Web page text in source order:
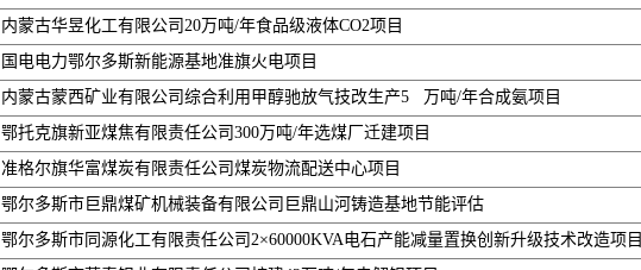
内蒙古华昱化工有限公司20万吨/年食品级液体CO2项目
国电电力鄂尔多斯新能源基地准旗火电项目
内蒙古蒙西矿业有限公司综合利用甲醇驰放气技改生产5 万吨/年合成氨项目
鄂托克旗新亚煤焦有限责任公司300万吨/年选煤厂迁建项目
准格尔旗华富煤炭有限责任公司煤炭物流配送中心项目
鄂尔多斯市巨鼎煤矿机械装备有限公司巨鼎山河铸造基地节能评估
鄂尔多斯市同源化工有限责任公司2×60000KVA电石产能减量置换创新升级技术改造项目